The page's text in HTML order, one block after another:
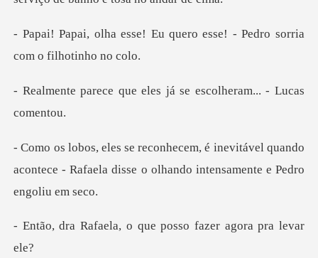
Eu quero esse! - Pedro sorr
e eles já se escolher
itável quando
acontece - Rafaela disse o ol
, o que posso fazer